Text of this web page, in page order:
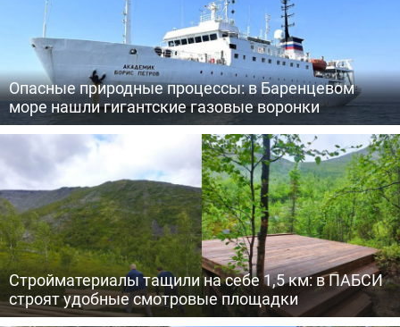
Опасные природные процессы: в Баренцевом
море нашли гигантские газовые воронки
Стройматериалы тащили на себе 1,5 км: в ПАБСИ
строят удобные смотровые площадки